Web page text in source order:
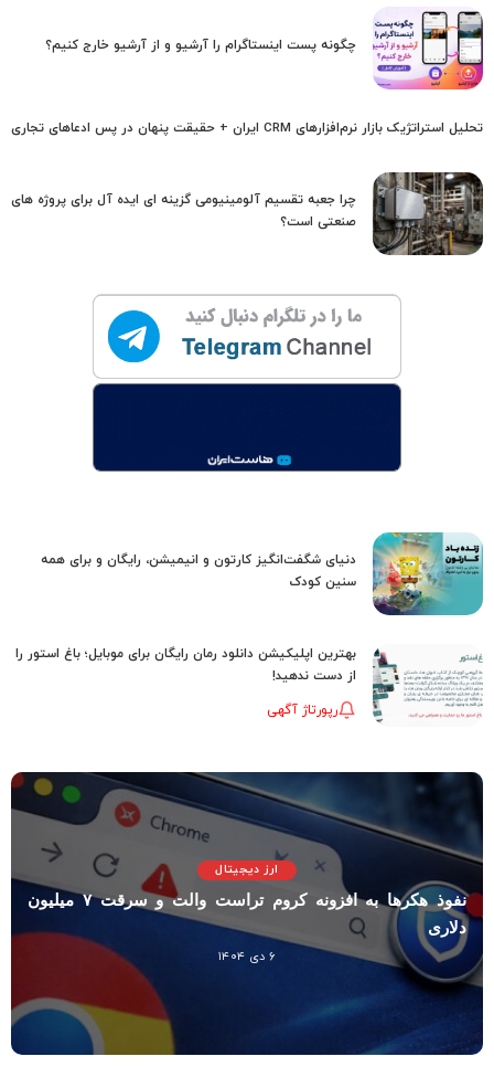
چگونه پست اینستاگرام را آرشیو و از آرشیو خارج کنیم؟
تحلیل استراتژیک بازار نرم‌افزارهای CRM ایران + حقیقت پنهان در پس ادعاهای تجاری
چرا جعبه تقسیم آلومینیومی گزینه ای ایده آل برای پروژه های
صنعتی است؟
دنیای شگفت‌انگیز کارتون و انیمیشن، رایگان و برای همه
سنین کودک
بهترین اپلیکیشن دانلود رمان رایگان برای موبایل؛ باغ استور را
از دست ندهید!
رپورتاژ آگهی
ارز دیجیتال
نفوذ هکرها به افزونه کروم تراست والت و سرقت ۷ میلیون
دلاری
۶ دی ۱۴۰۴